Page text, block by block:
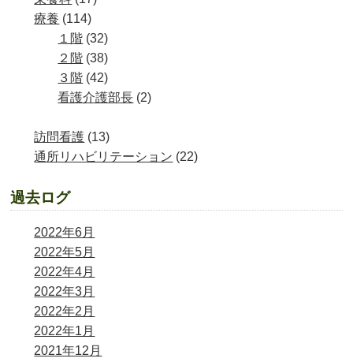
療養 (114)
１階 (32)
２階 (38)
３階 (42)
看護介護部長 (2)
訪問看護 (13)
通所リハビリテーション (22)
過去ログ
2022年6月
2022年5月
2022年4月
2022年3月
2022年2月
2022年1月
2021年12月